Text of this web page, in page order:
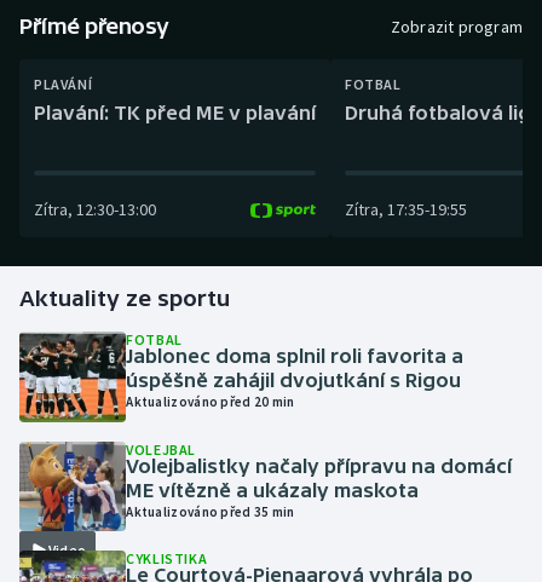
Curling
Dostihy
Gymnastika
Házená
Jezdectví
Judo
Krasobruslení
Přímé přenosy Zobrazit program
PLAVÁNÍ
Plavání: TK před ME v plavání
Zítra, 12:30-13:00
FOTBAL
Druhá fotbalová
Zítra, 17:35-19:55
Aktuality ze sportu
FOTBAL
Jablonec doma splnil roli favorita a
úspěšně zahájil dvojutkání s Rigou
Aktualizováno před 20 min
Video
VOLEJBAL
Volejbalistky načaly přípravu na domácí
ME vítězně a ukázaly maskota
Aktualizováno před 35 min
CYKLISTIKA
Le Courtová-Pienaarová vyhrála po